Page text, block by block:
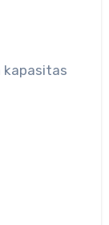
kapasitas